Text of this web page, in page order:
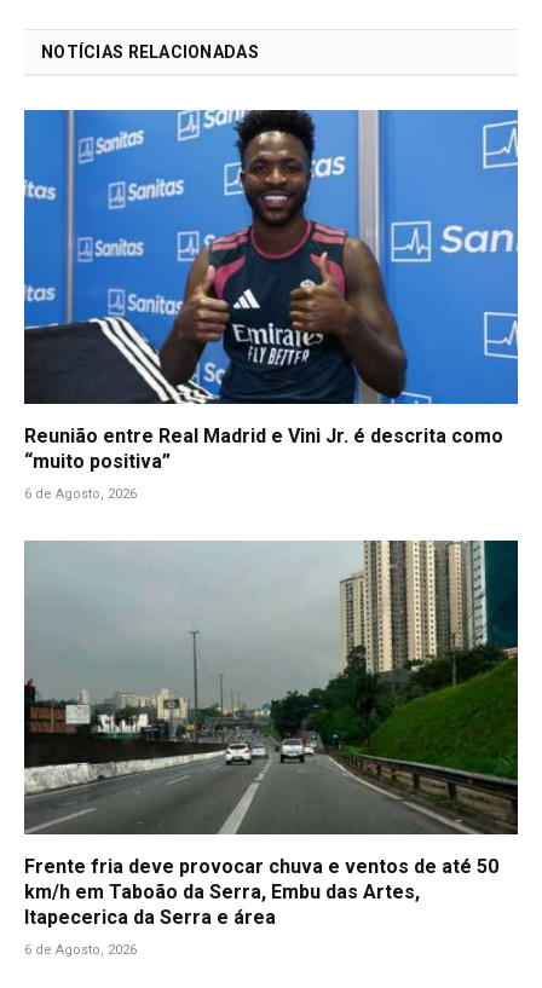
NOTÍCIAS RELACIONADAS
Reunião entre Real Madrid e Vini Jr. é descrita como
“muito positiva”
6 de Agosto, 2026
Frente fria deve provocar chuva e ventos de até 50
km/h em Taboão da Serra, Embu das Artes,
Itapecerica da Serra e área
6 de Agosto, 2026